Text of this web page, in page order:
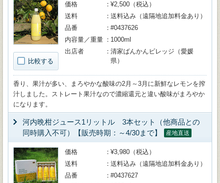
比較する
価格
¥2,500（税込）
送料
送料込み（遠隔地追加料金あり）
品番
#0437626
内容量／重量
1000ml
出店者
清家ばんかんビレッジ（愛媛
県）
香り、果汁が多い、まろやかな酸味の2月～3月に新鮮なレモンを搾
汁しました。ストレート果汁なので濃縮還元と違い酸味がまろやか
になります。
河内晩柑ジュース1リットル 3本セット（他商品との
同時購入不可）【販売時期：～4/30まで】
産地直送
価格
¥3,980（税込）
送料
送料込み（遠隔地追加料金あり）
品番
#0437627